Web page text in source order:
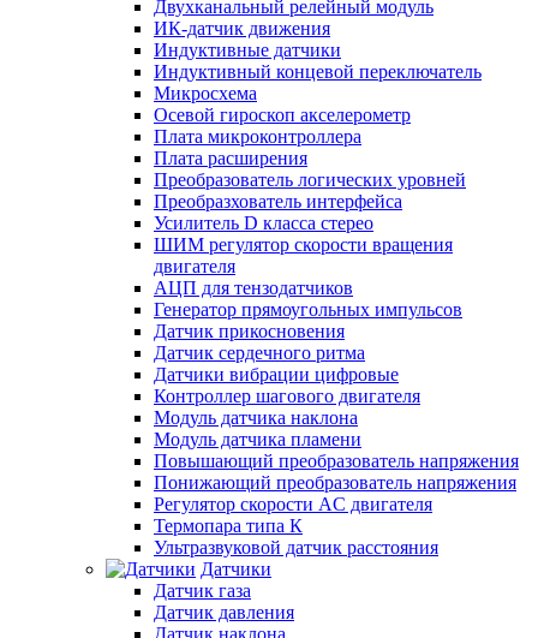
Двухканальный релейный модуль
ИК-датчик движения
Индуктивные датчики
Индуктивный концевой переключатель
Микросхема
Осевой гироскоп акселерометр
Плата микроконтроллера
Плата расширения
Преобразователь логических уровней
Преобразхователь интерфейса
Усилитель D класса стерео
ШИМ регулятор скорости вращения
двигателя
АЦП для тензодатчиков
Генератор прямоугольных импульсов
Датчик прикосновения
Датчик сердечного ритма
Датчики вибрации цифровые
Контроллер шагового двигателя
Модуль датчика наклона
Модуль датчика пламени
Повышающий преобразователь напряжения
Понижающий преобразователь напряжения
Регулятор скорости AC двигателя
Термопара типа К
Ультразвуковой датчик расстояния
Датчики
Датчик газа
Датчик давления
Датчик наклона